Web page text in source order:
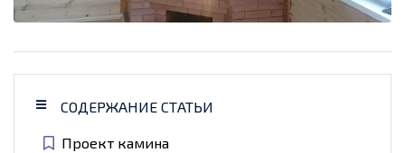
СОДЕРЖАНИЕ СТАТЬИ
Проект камина